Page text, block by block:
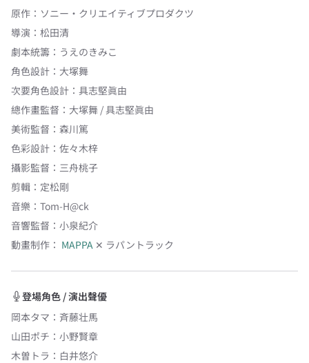
原作 ： ソニー・クリエイティブプロダクツ
導演 ： 松田清
劇本統籌 ： うえのきみこ
角色設計 ： 大塚舞
次要角色設計 ： 具志堅眞由
總作畫監督 ： 大塚舞 / 具志堅眞由
美術監督 ： 森川篤
色彩設計 ： 佐々木梓
攝影監督 ： 三舟桃子
剪輯 ： 定松剛
音樂 ： Tom-H@ck
音響監督 ： 小泉紀介
動畫制作： MAPPA ✕ ラパントラック
登場角色 / 演出聲優
岡本タマ ： 斉藤壮馬
山田ポチ ： 小野賢章
木曽トラ ： 白井悠介